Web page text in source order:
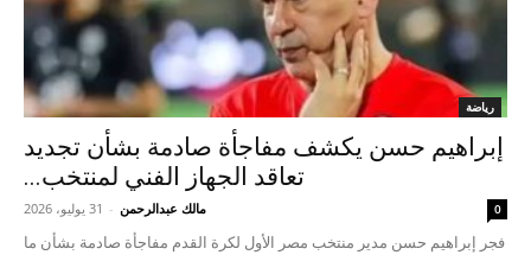
رياضة
إبراهيم حسن يكشف مفاجأة صادمة بشأن تجديد
تعاقد الجهاز الفني لمنتخب...
مالك عبدالرحمن - 31 يوليو، 2026 0
فجر إبراهيم حسن مدير منتخب مصر الأول لكرة القدم مفاجأة صادمة بشأن ما